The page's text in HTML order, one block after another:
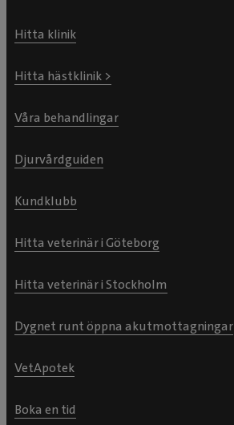
Hitta klinik
Hitta hästklinik >
Våra behandlingar
Djurvårdguiden
Kundklubb
Hitta veterinär i Göteborg
Hitta veterinär i Stockholm
Dygnet runt öppna akutmottagningar
VetApotek
Boka en tid